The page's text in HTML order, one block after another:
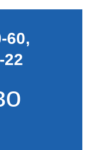
60,
22